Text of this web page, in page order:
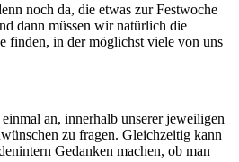
noch da, die etwas zur Festwoche
dann müssen wir natürlich die
finden, in der möglichst viele von uns
an, innerhalb unserer jeweiligen
zu fragen. Gleichzeitig kann
Gedanken machen, ob man